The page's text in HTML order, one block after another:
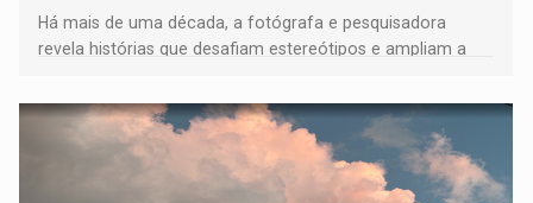
Há mais de uma década, a fotógrafa e pesquisadora
revela histórias que desafiam estereótipos e ampliam a
negras